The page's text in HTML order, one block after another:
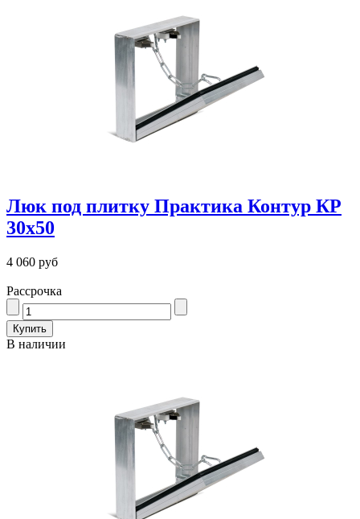
Люк под плитку Практика Контур КР
30х50
4 060 руб
Рассрочка
В наличии